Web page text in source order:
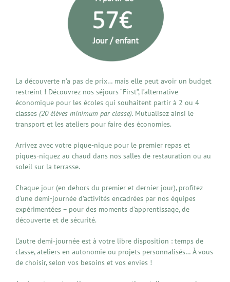
La découverte n’a pas de prix… mais elle peut avoir un budget
restreint ! Découvrez nos séjours “First”, l’alternative
économique pour les écoles qui souhaitent partir à 2 ou 4
classes (20 élèves minimum par classe). Mutualisez ainsi le
transport et les ateliers pour faire des économies.
Arrivez avec votre pique-nique pour le premier repas et
piques-niquez au chaud dans nos salles de restauration ou au
soleil sur la terrasse.
Chaque jour (en dehors du premier et dernier jour), profitez
d’une demi-journée d’activités encadrées par nos équipes
expérimentées – pour des moments d’apprentissage, de
découverte et de sécurité.
L’autre demi-journée est à votre libre disposition : temps de
classe, ateliers en autonomie ou projets personnalisés… À vous
de choisir, selon vos besoins et vos envies !